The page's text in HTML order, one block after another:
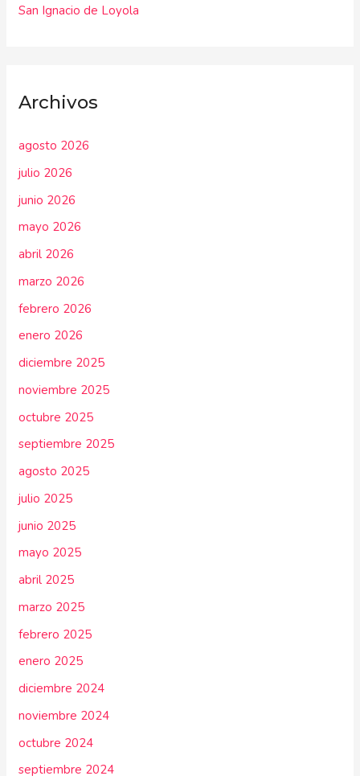
San Ignacio de Loyola
Archivos
agosto 2026
julio 2026
junio 2026
mayo 2026
abril 2026
marzo 2026
febrero 2026
enero 2026
diciembre 2025
noviembre 2025
octubre 2025
septiembre 2025
agosto 2025
julio 2025
junio 2025
mayo 2025
abril 2025
marzo 2025
febrero 2025
enero 2025
diciembre 2024
noviembre 2024
octubre 2024
septiembre 2024